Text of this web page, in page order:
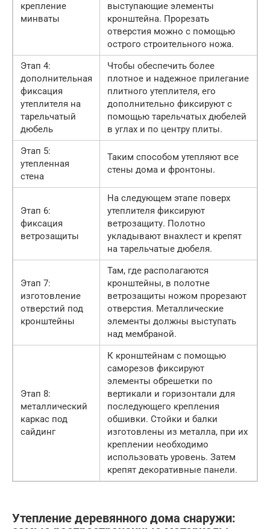
крепление
минваты
выступающие элементы
кронштейна. Прорезать
отверстия можно с помощью
острого строительного ножа.
Этап 4:
дополнительная
фиксация
утеплителя на
тарельчатый
дюбель
Чтобы обеспечить более
плотное и надежное прилегание
плитного утеплителя, его
дополнительно фиксируют с
помощью тарельчатых дюбелей
в углах и по центру плиты.
Этап 5:
утепленная
стена
Таким способом утепляют все
стены дома и фронтоны.
Этап 6:
фиксация
ветрозащиты
На следующем этапе поверх
утеплителя фиксируют
ветрозащиту. Полотно
укладывают внахлест и крепят
на тарельчатые дюбеля.
Этап 7:
изготовление
отверстий под
кронштейны
Там, где располагаются
кронштейны, в полотне
ветрозащиты ножом прорезают
отверстия. Металлические
элементы должны выступать
над мембраной.
Этап 8:
металлический
каркас под
сайдинг
К кронштейнам с помощью
саморезов фиксируют
элементы обрешетки по
вертикали и горизонтали для
последующего крепления
обшивки. Стойки и балки
изготовлены из металла, при их
креплении необходимо
использовать уровень. Затем
крепят декоративные панели.
Утепление деревянного дома снаружи: